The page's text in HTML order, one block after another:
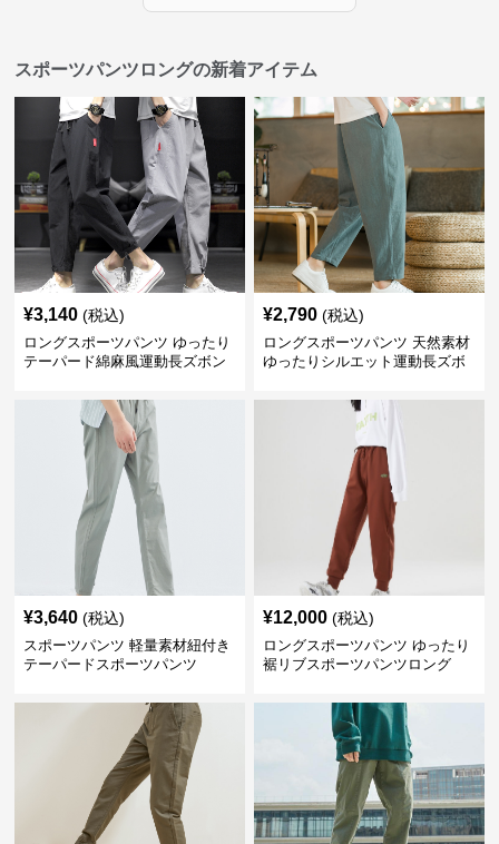
スポーツパンツロングの新着アイテム
¥3,140 (税込)
ロングスポーツパンツ ゆったり
テーパード綿麻風運動長ズボン
¥2,790 (税込)
ロングスポーツパンツ 天然素材
ゆったりシルエット運動長ズボ
¥3,640 (税込)
スポーツパンツ 軽量素材紐付き
テーパードスポーツパンツ
¥12,000 (税込)
ロングスポーツパンツ ゆったり
裾リブスポーツパンツロング